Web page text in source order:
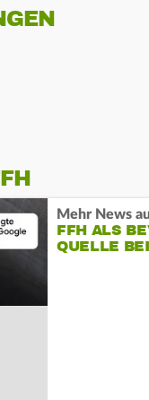
Mehr News
FFH ALS
QUELLE